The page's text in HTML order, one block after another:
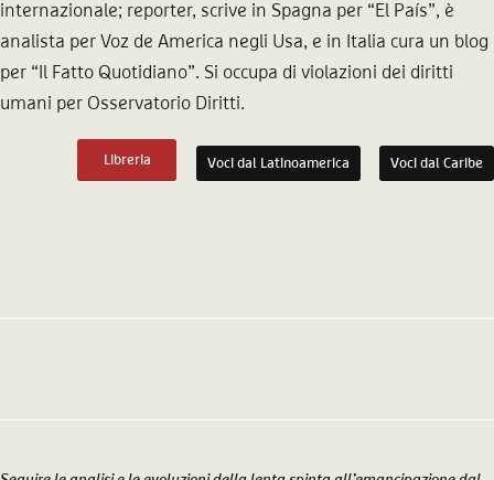
internazionale; reporter, scrive in Spagna per “El País”, è
analista per Voz de America negli Usa, e in Italia cura un blog
per “Il Fatto Quotidiano”. Si occupa di violazioni dei diritti
umani per Osservatorio Diritti.
Libreria Voci dal Latinoamerica Voci dal Caribe